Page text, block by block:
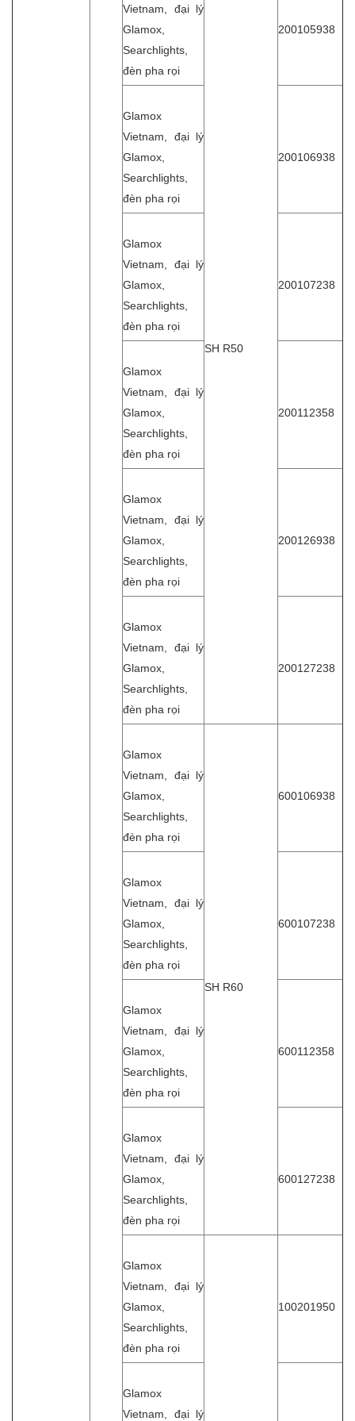
Vietnam, đại lý
Glamox,
Searchlights,
đèn pha rọi
SH R50
200105938
Glamox
Vietnam, đại lý
Glamox,
Searchlights,
đèn pha rọi
200106938
Glamox
Vietnam, đại lý
Glamox,
Searchlights,
đèn pha rọi
200107238
Glamox
Vietnam, đại lý
Glamox,
Searchlights,
đèn pha rọi
200112358
Glamox
Vietnam, đại lý
Glamox,
Searchlights,
đèn pha rọi
200126938
Glamox
Vietnam, đại lý
Glamox,
Searchlights,
đèn pha rọi
200127238
Glamox
Vietnam, đại lý
Glamox,
Searchlights,
đèn pha rọi
SH R60
600106938
Glamox
Vietnam, đại lý
Glamox,
Searchlights,
đèn pha rọi
600107238
Glamox
Vietnam, đại lý
Glamox,
Searchlights,
đèn pha rọi
600112358
Glamox
Vietnam, đại lý
Glamox,
Searchlights,
đèn pha rọi
600127238
Glamox
Vietnam, đại lý
Glamox,
Searchlights,
đèn pha rọi
100201950
Glamox
Vietnam, đại lý